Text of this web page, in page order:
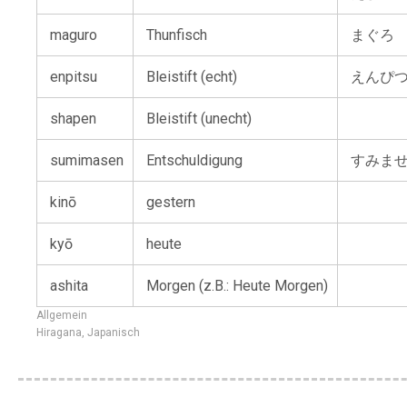
maguro Thunfisch まぐろ
enpitsu Bleistift (echt) えんぴ
shapen Bleistift (unecht)
sumimasen Entschuldigung すみま
kinō gestern
kyō heute
ashita Morgen (z.B.: Heute Morgen)
Allgemein
Hiragana, Japanisch